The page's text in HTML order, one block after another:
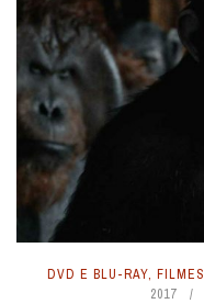
DVD E BLU-RAY, FILMES
2017